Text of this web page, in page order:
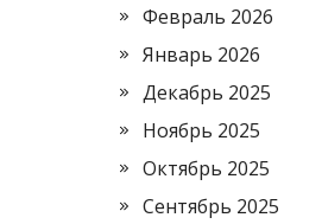
Февраль 2026
Январь 2026
Декабрь 2025
Ноябрь 2025
Октябрь 2025
Сентябрь 2025